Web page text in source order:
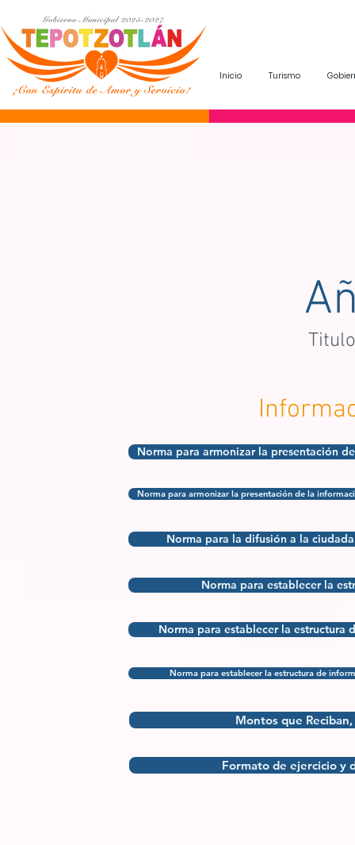
Inicio Turismo
Norma para armonizar la presentación
Norma para armonizar la presentación de la
Norma para la difusión a la
Norma para establecer la
Norma para establecer la estructura
Norma para establecer la estructura de
Montos que
Formato de ejercicio y